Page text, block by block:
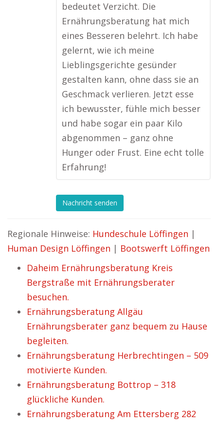
bedeutet Verzicht. Die
Ernährungsberatung hat mich
eines Besseren belehrt. Ich habe
gelernt, wie ich meine
Lieblingsgerichte gesünder
gestalten kann, ohne dass sie an
Geschmack verlieren. Jetzt esse
ich bewusster, fühle mich besser
und habe sogar ein paar Kilo
abgenommen – ganz ohne
Hunger oder Frust. Eine echt tolle
Erfahrung!
Nachricht senden
Regionale Hinweise: Hundeschule Löffingen |
Human Design Löffingen | Bootswerft Löffingen
Daheim Ernährungsberatung Kreis
Bergstraße mit Ernährungsberater
besuchen.
Ernährungsberatung Allgäu
Ernährungsberater ganz bequem zu Hause
begleiten.
Ernährungsberatung Herbrechtingen – 509
motivierte Kunden.
Ernährungsberatung Bottrop – 318
glückliche Kunden.
Ernährungsberatung Am Ettersberg 282